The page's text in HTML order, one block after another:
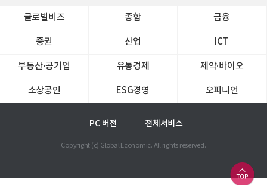
글로벌비즈 종합 금융
증권 산업 ICT
부동산·공기업 유통경제 제약∙바이오
소상공인 ESG경영 오피니언
PC 버전 전체서비스
Copyright (c) Global Economic. All rights reserved.